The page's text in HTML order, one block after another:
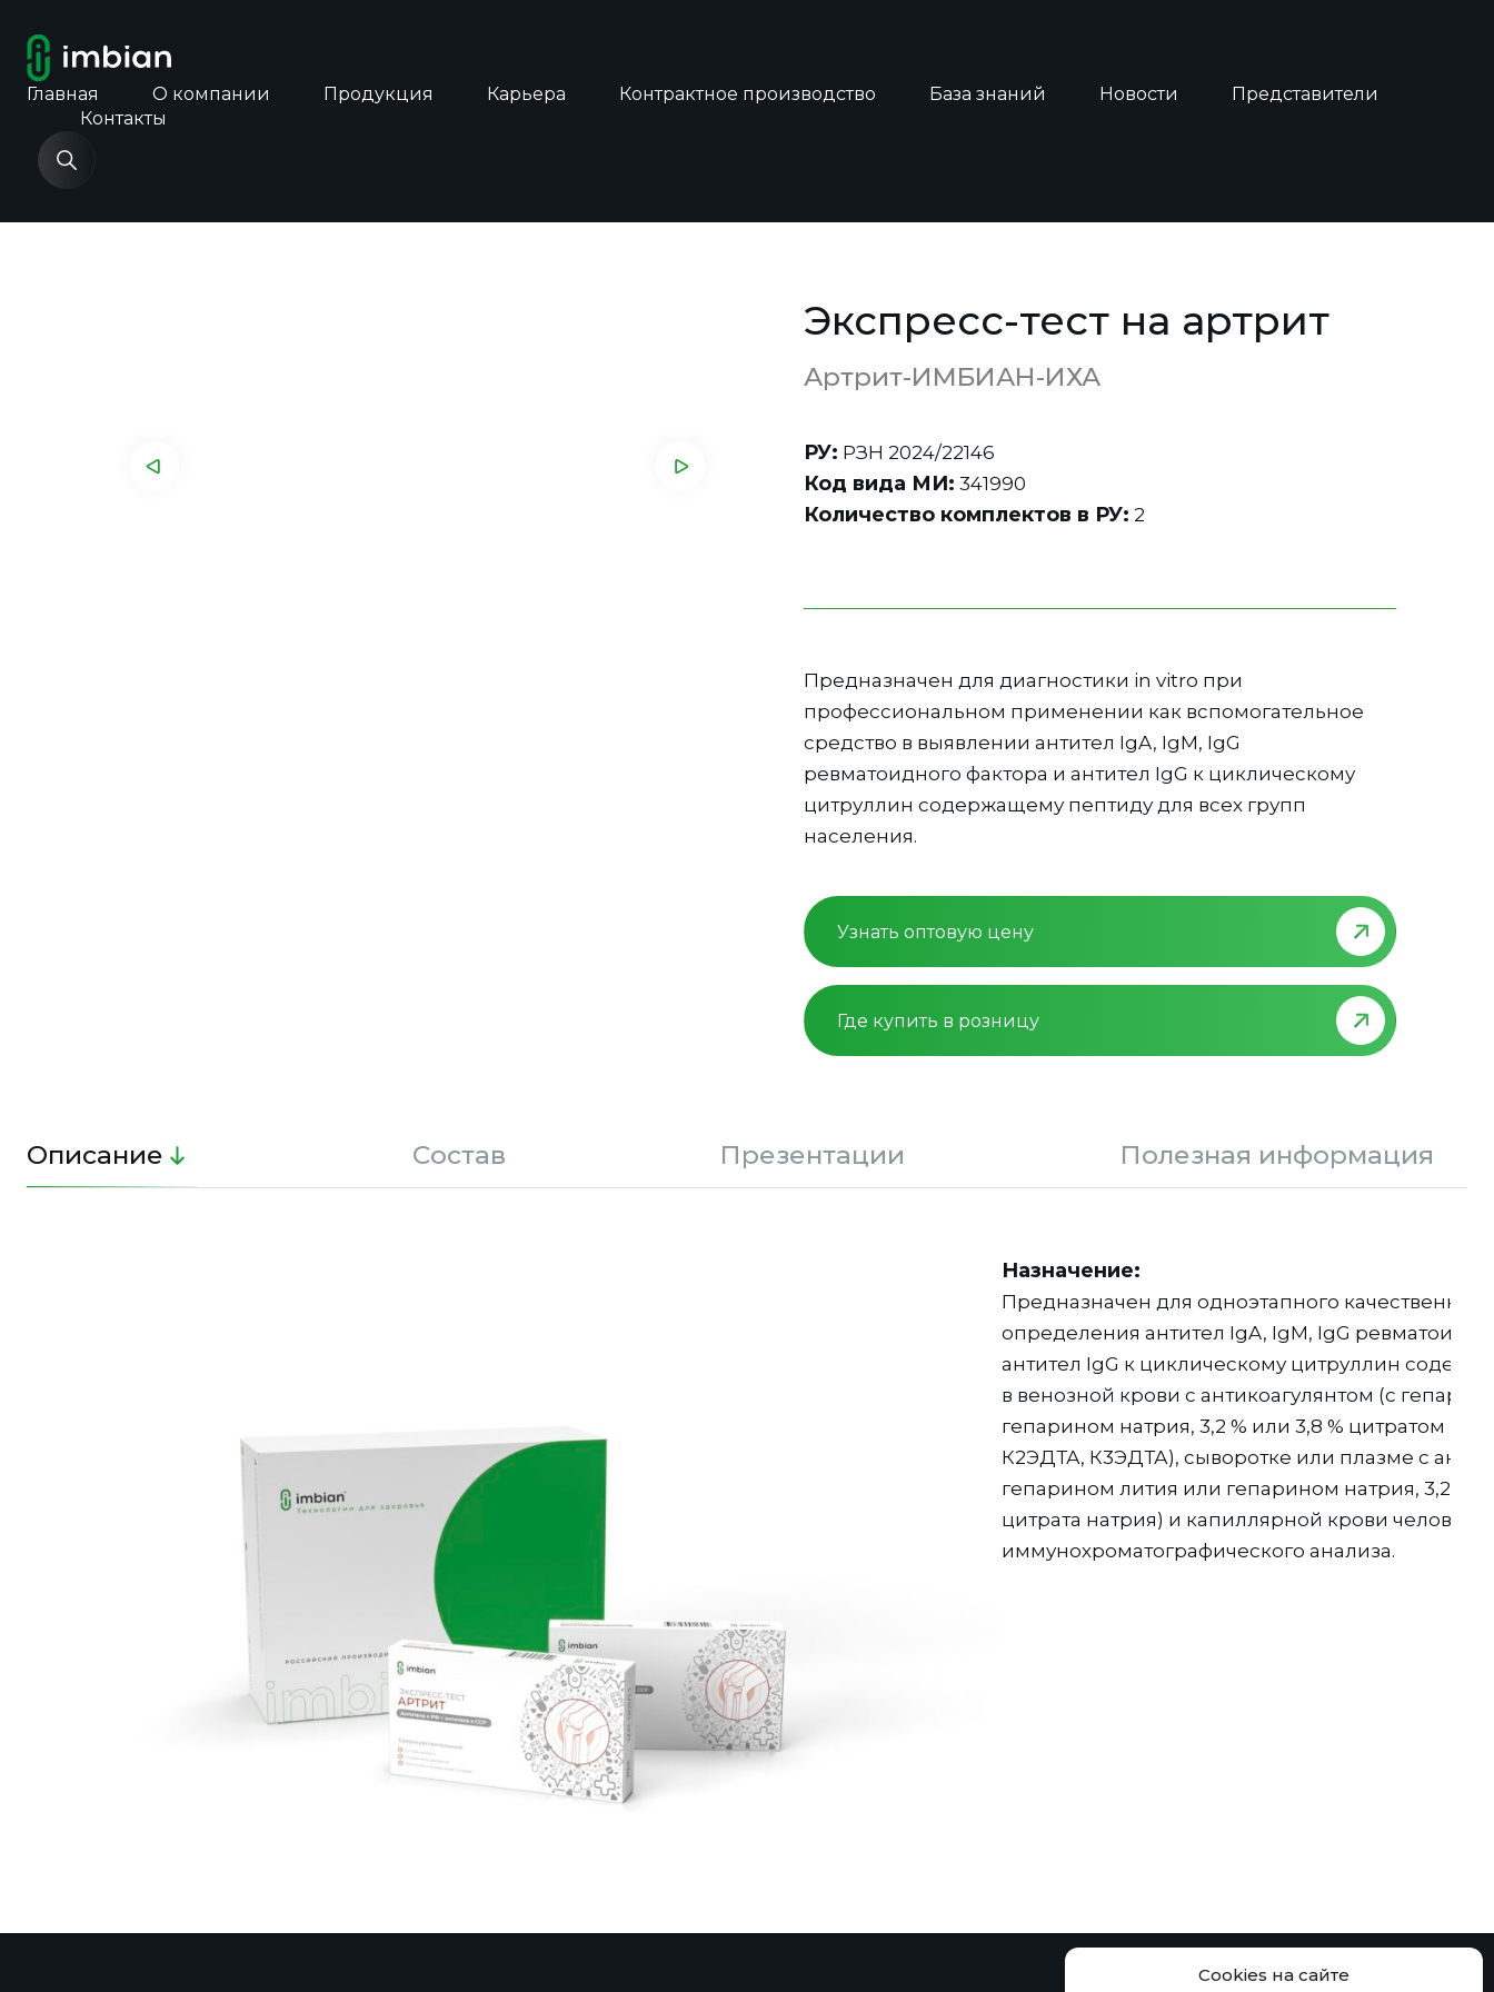
Cookies на сайте
Главная О компании Продукция Карьера Контрактное производство База знаний Новости
Представители
Контакты
Главная
Экспресс-тест на артрит
Артрит-ИМБИАН-ИХА
РУ: РЗН 2024/22146
Код вида МИ: 341990
Количество комплектов в РУ: 2
Предназначен для диагностики in vitro при
профессиональном применении как вспомогательное
средство в выявлении антител IgA, IgM, IgG
ревматоидного фактора и антител IgG к циклическому
цитруллин содержащему пептиду для всех групп
населения.
Узнать оптовую цену
Где купить в розницу
Описание Состав Презентации Полезная информация
Назначение:
Предназначен для одноэтапного
определения антител IgA, IgM, IgG
антител IgG к циклическому цитруллин
в венозной крови с антикоагулянтом (с
гепарином натрия, 3,2 % или 3,8 % цитратом
К2ЭДТА, К3ЭДТА), сыворотке или плазме с
гепарином лития или гепарином натрия, 3,2 %
цитрата натрия) и капиллярной крови
иммунохроматографического анализа.
Хранение:
Замораживание не допускается!